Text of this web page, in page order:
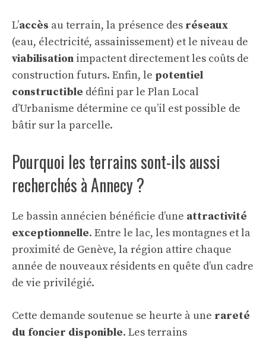
L’accès au terrain, la présence des réseaux
(eau, électricité, assainissement) et le niveau de
viabilisation impactent directement les coûts de
construction futurs. Enfin, le potentiel
constructible défini par le Plan Local
d’Urbanisme détermine ce qu’il est possible de
bâtir sur la parcelle.
Pourquoi les terrains sont-ils aussi
recherchés à Annecy ?
Le bassin annécien bénéficie d’une attractivité
exceptionnelle. Entre le lac, les montagnes et la
proximité de Genève, la région attire chaque
année de nouveaux résidents en quête d’un cadre
de vie privilégié.
Cette demande soutenue se heurte à une rareté
du foncier disponible. Les terrains